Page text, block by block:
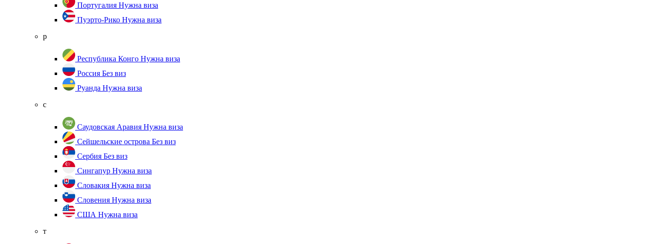
Португалия Нужна виза
Пуэрто-Рико Нужна виза
р
Республика Конго Нужна виза
Россия Без виз
Руанда Нужна виза
с
Саудовская Аравия Нужна виза
Сейшельские острова Без виз
Сербия Без виз
Сингапур Нужна виза
Словакия Нужна виза
Словения Нужна виза
США Нужна виза
т